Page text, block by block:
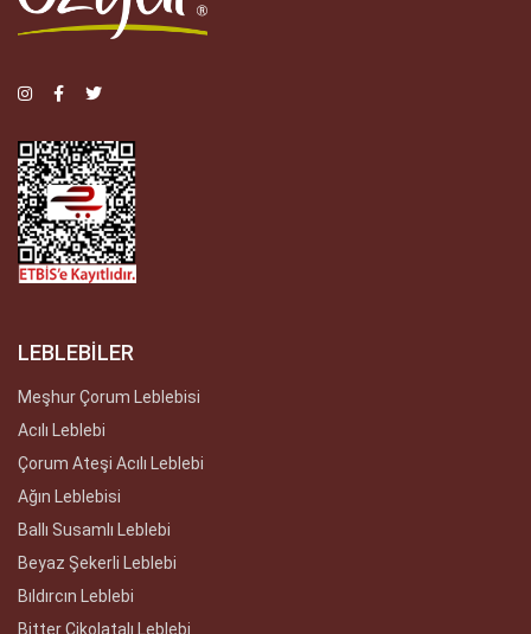
LEBLEBİLER
Meşhur Çorum Leblebisi
Acılı Leblebi
Çorum Ateşi Acılı Leblebi
Ağın Leblebisi
Ballı Susamlı Leblebi
Beyaz Şekerli Leblebi
Bıldırcın Leblebi
Bitter Çikolatalı Leblebi